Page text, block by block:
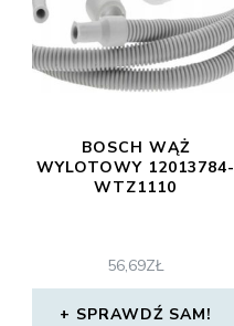
BOSCH WĄŻ
WYLOTOWY 12013784-
WTZ1110
56,69ZŁ
SPRAWDŹ SAM!